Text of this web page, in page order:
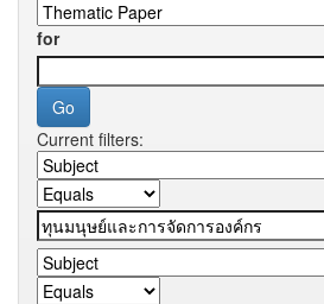
for
Current filters: